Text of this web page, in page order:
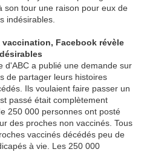
son tour une raison pour eux de
indésirables.
vaccination, Facebook révèle
d'ABC a publié une demande sur
de partager leurs histoires
Ils voulaient faire passer un
passé était complètement
250 000 personnes ont posté
des proches non vaccinés. Tous
vaccinés décédés peu de
à vie. Les 250 000